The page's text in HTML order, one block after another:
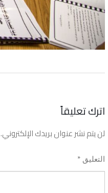
اترك تعليقاً
لن يتم نشر عنوان بريدك الإلكتروني.
التعليق*